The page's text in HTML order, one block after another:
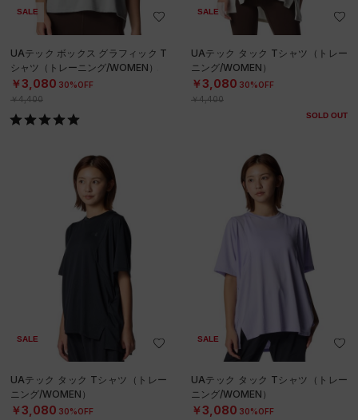
SALE
UAテック ボックス グラフィック T
シャツ（トレーニング/WOMEN）
￥3,080 30%OFF
￥4,400
SALE
UAテック タック Tシャツ（トレー
ニング/WOMEN）
￥3,080 30%OFF
￥4,400
SOLD OUT
SALE
UAテック タック Tシャツ（トレー
ニング/WOMEN）
￥3,080 30%OFF
SALE
UAテック タック Tシャツ（トレー
ニング/WOMEN）
￥3,080 30%OFF